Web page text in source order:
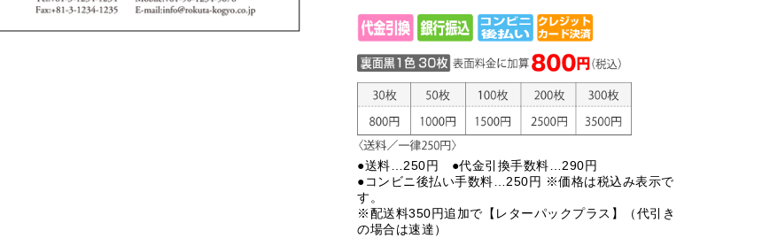
●送料…250円 ●代金引換手数料…290円
●コンビニ後払い手数料…250円 ※価格は税込み表示で
す。
※配送料350円追加で【レターパックプラス】（代引き
の場合は速達）